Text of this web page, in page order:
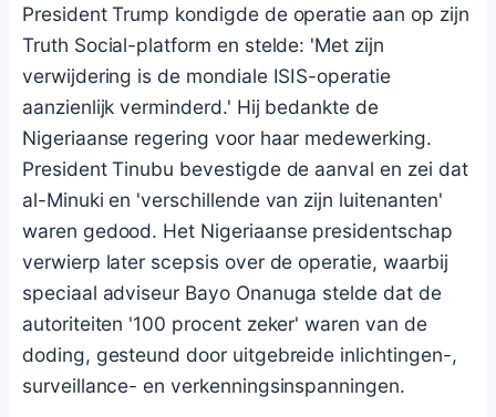
President Trump kondigde de operatie aan op zijn
Truth Social-platform en stelde: 'Met zijn
verwijdering is de mondiale ISIS-operatie
aanzienlijk verminderd.' Hij bedankte de
Nigeriaanse regering voor haar medewerking.
President Tinubu bevestigde de aanval en zei dat
al-Minuki en 'verschillende van zijn luitenanten'
waren gedood. Het Nigeriaanse presidentschap
verwierp later scepsis over de operatie, waarbij
speciaal adviseur Bayo Onanuga stelde dat de
autoriteiten '100 procent zeker' waren van de
doding, gesteund door uitgebreide inlichtingen-,
surveillance- en verkenningsinspanningen.